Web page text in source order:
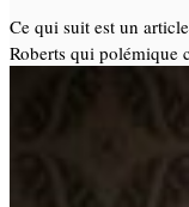
Ce qui suit est un
Roberts qui polémique